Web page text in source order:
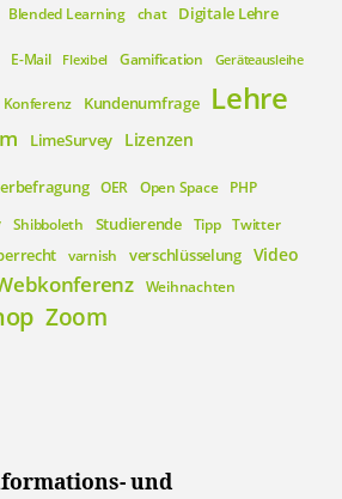
Blended Learning chat Digitale Lehre
E-Mail Flexibel Gamification Geräteausleihe
Konferenz Kundenumfrage Lehre
LimeSurvey Lizenzen
OER Open Space PHP
Shibboleth Studierende Tipp Twitter
varnish verschlüsselung Video
Weihnachten
Zoom
und